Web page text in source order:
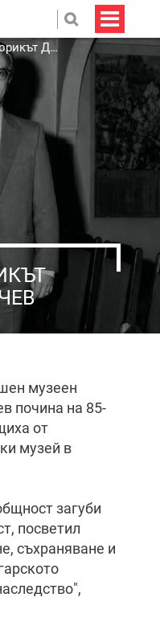
Почина историкът Димитър Станчев
музеен
почина на 85-
от
музей в
загуби
посветил
съхраняване и